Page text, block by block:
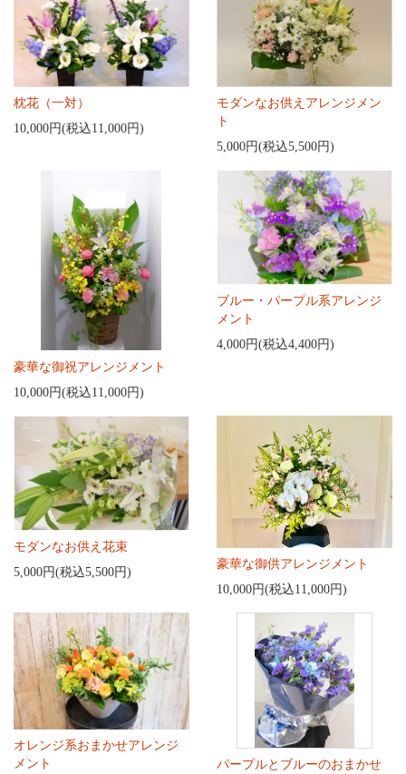
枕花（一対）
10,000円(税込11,000円)
モダンなお供えアレンジメン
ト
5,000円(税込5,500円)
豪華な御祝アレンジメント
10,000円(税込11,000円)
ブルー・パープル系アレンジ
メント
4,000円(税込4,400円)
モダンなお供え花束
5,000円(税込5,500円)
豪華な御供アレンジメント
10,000円(税込11,000円)
オレンジ系おまかせアレンジ
メント
パープルとブルーのおまかせ